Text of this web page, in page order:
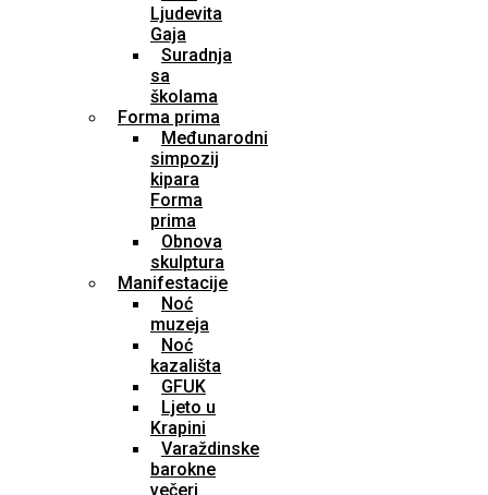
Ljudevita
Gaja
Suradnja
sa
školama
Forma prima
Međunarodni
simpozij
kipara
Forma
prima
Obnova
skulptura
Manifestacije
Noć
muzeja
Noć
kazališta
GFUK
Ljeto u
Krapini
Varaždinske
barokne
večeri